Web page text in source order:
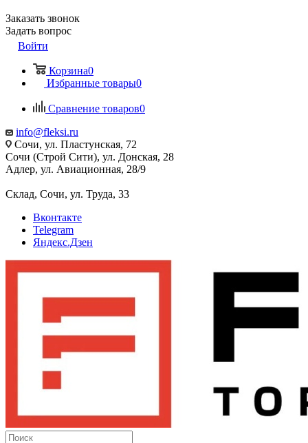
Заказать звонок
Задать вопрос
Войти
Корзина0
Избранные товары0
Сравнение товаров0
info@fleksi.ru
Сочи, ул. Пластунская, 72
Сочи (Строй Сити), ул. Донская, 28
Адлер, ул. Авиационная, 28/9
Склад, Сочи, ул. Труда, 33
Вконтакте
Telegram
Яндекс.Дзен